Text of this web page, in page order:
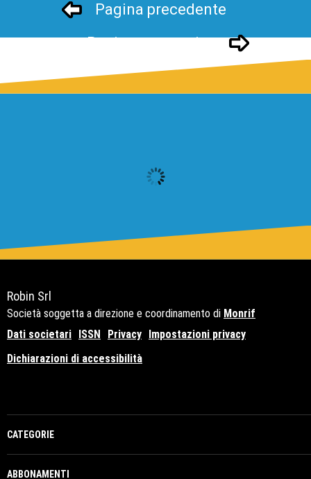
Pagina precedente
Pagina successivo
Robin Srl
Società soggetta a direzione e coordinamento di Monrif
Dati societari ISSN Privacy Impostazioni privacy
Dichiarazioni di accessibilità
CATEGORIE
ABBONAMENTI